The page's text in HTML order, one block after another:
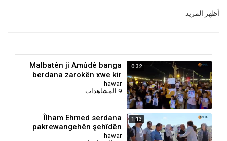
أظهر المزيد
0:32
Malbatên ji Amûdê banga
berdana zarokên xwe kir
hawar
9 المشاهدات
1:13
Îlham Ehmed serdana
pakrewangehên şehîdên
Efrînê kir
hawar